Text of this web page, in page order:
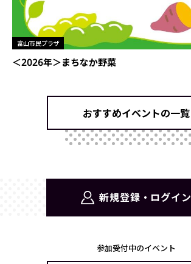
富山市民プラザ
＜2026年＞まちなか野菜
おすすめイベントの一覧
新規登録・ログイン
参加受付中のイベント